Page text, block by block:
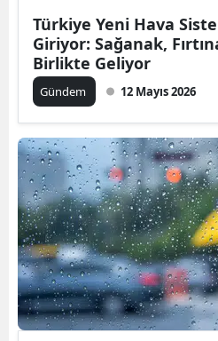
Türkiye Yeni Hava
Giriyor: Sağanak,
Birlikte Geliyor
Gündem 12 Mayıs 2026